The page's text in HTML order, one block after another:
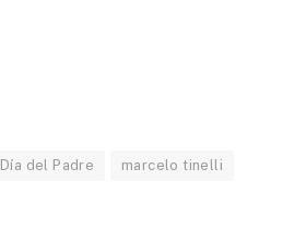
Día del Padre marcelo tinelli